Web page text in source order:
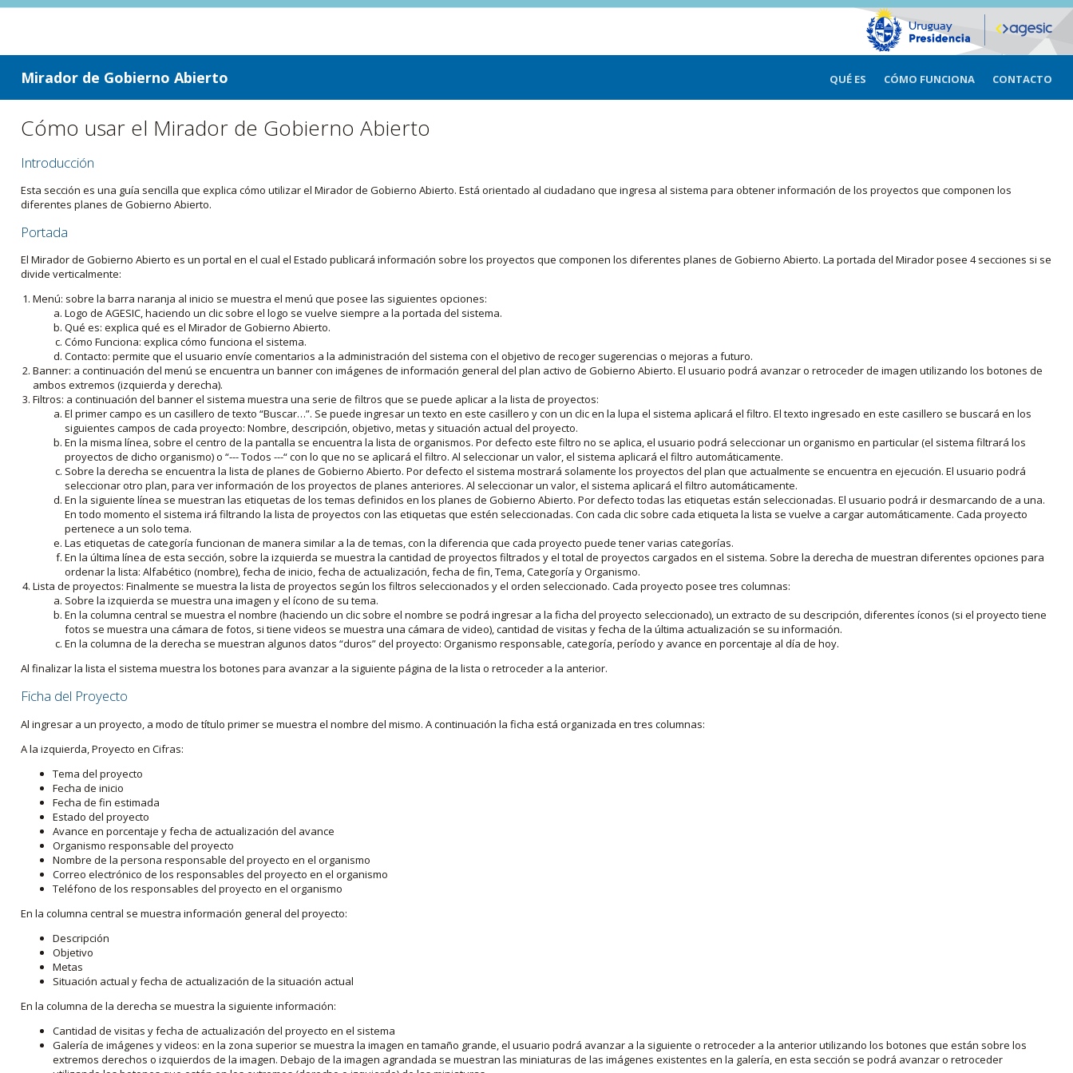
ir a contenido
ir al menú
Mirador de Gobierno Abierto QUÉ ES CÓMO FUNCIONA CONTACTO
Cómo usar el Mirador de Gobierno Abierto
Introducción
Esta sección es una guía sencilla que explica cómo utilizar el Mirador de Gobierno Abierto. Está orientado al ciudadano que ingresa al sistema para obtener información de los proyectos que componen los
diferentes planes de Gobierno Abierto.
Portada
El Mirador de Gobierno Abierto es un portal en el cual el Estado publicará información sobre los proyectos que componen los diferentes planes de Gobierno Abierto. La portada del Mirador posee 4 secciones si se
divide verticalmente:
Menú: sobre la barra naranja al inicio se muestra el menú que posee las siguientes opciones:
Logo de AGESIC, haciendo un clic sobre el logo se vuelve siempre a la portada del sistema.
Qué es: explica qué es el Mirador de Gobierno Abierto.
Cómo Funciona: explica cómo funciona el sistema.
Contacto: permite que el usuario envíe comentarios a la administración del sistema con el objetivo de recoger sugerencias o mejoras a futuro.
Banner: a continuación del menú se encuentra un banner con imágenes de información general del plan activo de Gobierno Abierto. El usuario podrá avanzar o retroceder de imagen utilizando los botones de
ambos extremos (izquierda y derecha).
Filtros: a continuación del banner el sistema muestra una serie de filtros que se puede aplicar a la lista de proyectos:
El primer campo es un casillero de texto “Buscar…”. Se puede ingresar un texto en este casillero y con un clic en la lupa el sistema aplicará el filtro. El texto ingresado en este casillero se buscará en los
siguientes campos de cada proyecto: Nombre, descripción, objetivo, metas y situación actual del proyecto.
En la misma línea, sobre el centro de la pantalla se encuentra la lista de organismos. Por defecto este filtro no se aplica, el usuario podrá seleccionar un organismo en particular (el sistema filtrará los
proyectos de dicho organismo) o “--- Todos ---“ con lo que no se aplicará el filtro. Al seleccionar un valor, el sistema aplicará el filtro automáticamente.
Sobre la derecha se encuentra la lista de planes de Gobierno Abierto. Por defecto el sistema mostrará solamente los proyectos del plan que actualmente se encuentra en ejecución. El usuario podrá
seleccionar otro plan, para ver información de los proyectos de planes anteriores. Al seleccionar un valor, el sistema aplicará el filtro automáticamente.
En la siguiente línea se muestran las etiquetas de los temas definidos en los planes de Gobierno Abierto. Por defecto todas las etiquetas están seleccionadas. El usuario podrá ir desmarcando de a una.
En todo momento el sistema irá filtrando la lista de proyectos con las etiquetas que estén seleccionadas. Con cada clic sobre cada etiqueta la lista se vuelve a cargar automáticamente. Cada proyecto
pertenece a un solo tema.
Las etiquetas de categoría funcionan de manera similar a la de temas, con la diferencia que cada proyecto puede tener varias categorías.
En la última línea de esta sección, sobre la izquierda se muestra la cantidad de proyectos filtrados y el total de proyectos cargados en el sistema. Sobre la derecha de muestran diferentes opciones para
ordenar la lista: Alfabético (nombre), fecha de inicio, fecha de actualización, fecha de fin, Tema, Categoría y Organismo.
Lista de proyectos: Finalmente se muestra la lista de proyectos según los filtros seleccionados y el orden seleccionado. Cada proyecto posee tres columnas:
Sobre la izquierda se muestra una imagen y el ícono de su tema.
En la columna central se muestra el nombre (haciendo un clic sobre el nombre se podrá ingresar a la ficha del proyecto seleccionado), un extracto de su descripción, diferentes íconos (si el proyecto tiene
fotos se muestra una cámara de fotos, si tiene videos se muestra una cámara de video), cantidad de visitas y fecha de la última actualización se su información.
En la columna de la derecha se muestran algunos datos “duros” del proyecto: Organismo responsable, categoría, período y avance en porcentaje al día de hoy.
Al finalizar la lista el sistema muestra los botones para avanzar a la siguiente página de la lista o retroceder a la anterior.
Ficha del Proyecto
Al ingresar a un proyecto, a modo de título primer se muestra el nombre del mismo. A continuación la ficha está organizada en tres columnas:
A la izquierda, Proyecto en Cifras:
Tema del proyecto
Fecha de inicio
Fecha de fin estimada
Estado del proyecto
Avance en porcentaje y fecha de actualización del avance
Organismo responsable del proyecto
Nombre de la persona responsable del proyecto en el organismo
Correo electrónico de los responsables del proyecto en el organismo
Teléfono de los responsables del proyecto en el organismo
En la columna central se muestra información general del proyecto:
Descripción
Objetivo
Metas
Situación actual y fecha de actualización de la situación actual
En la columna de la derecha se muestra la siguiente información:
Cantidad de visitas y fecha de actualización del proyecto en el sistema
Galería de imágenes y videos: en la zona superior se muestra la imagen en tamaño grande, el usuario podrá avanzar a la siguiente o retroceder a la anterior utilizando los botones que están sobre los
extremos derechos o izquierdos de la imagen. Debajo de la imagen agrandada se muestran las miniaturas de las imágenes existentes en la galería, en esta sección se podrá avanzar o retroceder